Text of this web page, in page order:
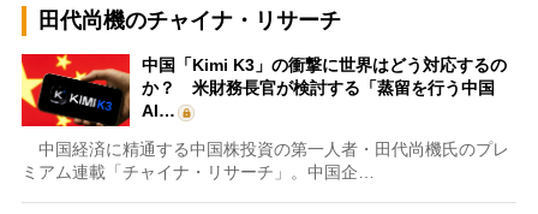
田代尚機のチャイナ・リサーチ
中国「Kimi K3」の衝撃に世界はどう対応するの
か？ 米財務長官が検討する「蒸留を行う中国
AI…
中国経済に精通する中国株投資の第一人者・田代尚機氏のプレ
ミアム連載「チャイナ・リサーチ」。中国企…